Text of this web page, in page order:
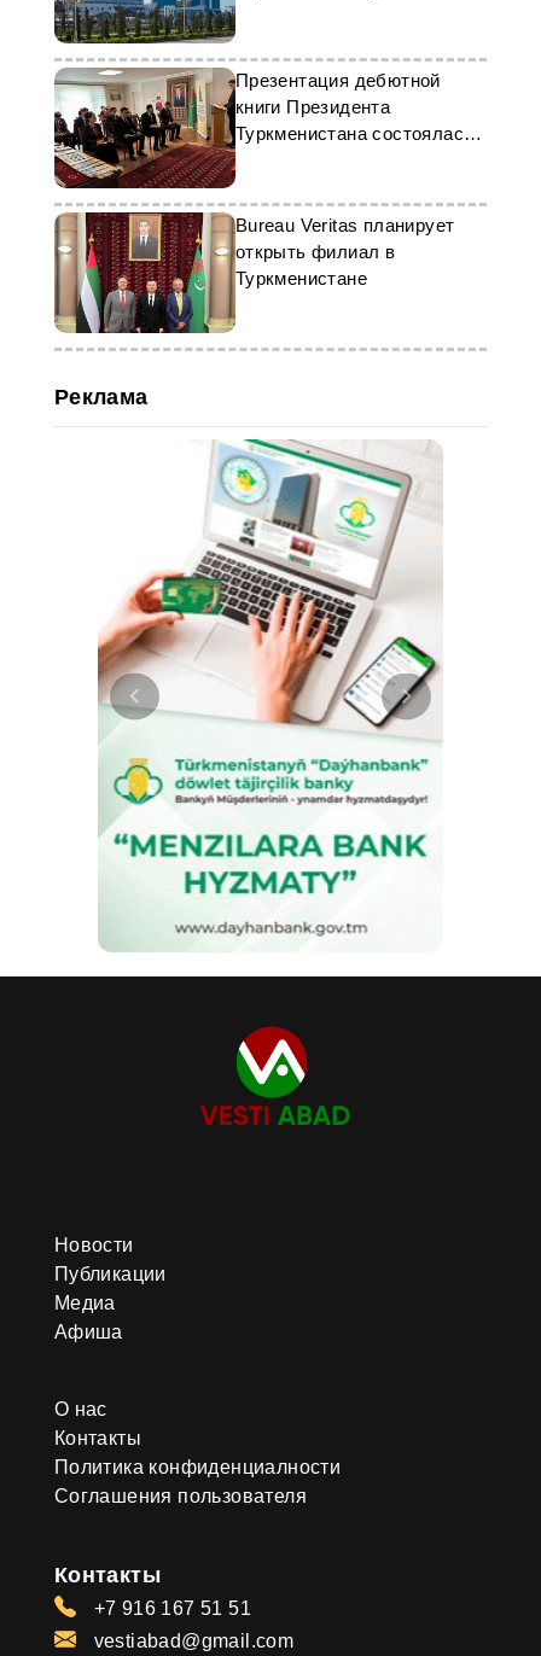
преимуществу
Презентация дебютной
книги Президента
Туркменистана состоялась
в Сеуле
Bureau Veritas планирует
открыть филиал в
Туркменистане
Реклама
Новости
Публикации
Медиа
Афиша
О нас
Контакты
Политика конфиденциалности
Соглашения пользователя
Контакты
+7 916 167 51 51
vestiabad@gmail.com